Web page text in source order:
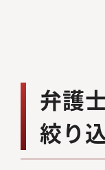
弁護
絞り